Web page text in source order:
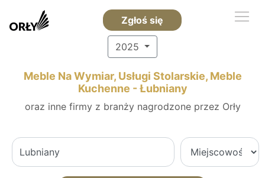
Zgłoś się
2025
Meble Na Wymiar, Usługi Stolarskie, Meble
Kuchenne - Łubniany
oraz inne firmy z branży nagrodzone przez Orły